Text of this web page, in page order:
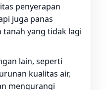
penyerapan
juga panas
yang tidak lagi
lain, seperti
kualitas air,
mengurangi